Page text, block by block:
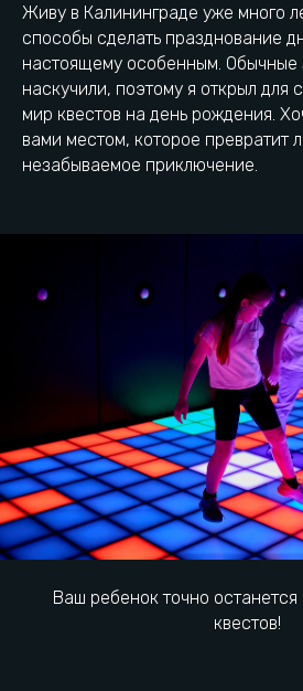
Живу в Калининграде уже много
способы сделать празднование
настоящему особенным. Обычные
наскучили, поэтому я открыл для
мир квестов на день рождения.
вами местом, которое превратит
незабываемое приключение.
Ваш ребенок точно останется
квестов!
Pixel Quest — это
Игры на световом полу